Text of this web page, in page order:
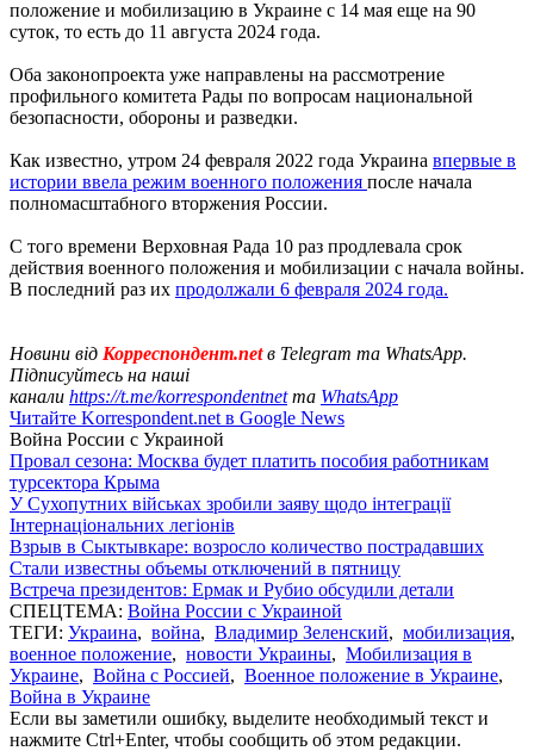
положение и мобилизацию в Украине с 14 мая еще на 90
суток, то есть до 11 августа 2024 года.
Оба законопроекта уже направлены на рассмотрение
профильного комитета Рады по вопросам национальной
безопасности, обороны и разведки.
Как известно, утром 24 февраля 2022 года Украина впервые в
истории ввела режим военного положения после начала
полномасштабного вторжения России.
С того времени Верховная Рада 10 раз продлевала срок
действия военного положения и мобилизации с начала войны.
В последний раз их продолжали 6 февраля 2024 года.
Новини від Корреспондент.netв Telegram та WhatsApp.
Підписуйтесь на наші
канали https://t.me/korrespondentnetта WhatsApp
Читайте Korrespondent.net в Google News
Война России с Украиной
Провал сезона: Москва будет платить пособия работникам
турсектора Крыма
У Сухопутних військах зробили заяву щодо інтеграції
Інтернаціональних легіонів
Взрыв в Сыктывкаре: возросло количество пострадавших
Стали известны объемы отключений в пятницу
Встреча президентов: Ермак и Рубио обсудили детали
СПЕЦТЕМА: Война России с Украиной
ТЕГИ: Украина, война, Владимир Зеленский, мобилизация,
военное положение, новости Украины, Мобилизация в
Украине, Война с Россией, Военное положение в Украине,
Война в Украине
Если вы заметили ошибку, выделите необходимый текст и
нажмите Ctrl+Enter, чтобы сообщить об этом редакции.